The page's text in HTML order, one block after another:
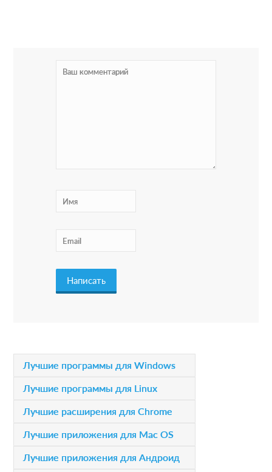
i
o
n
P
m
Лучшие программы для Windows
Лучшие программы для Linux
Лучшие расширения для Chrome
Лучшие приложения для Mac OS
Лучшие приложения для Андроид